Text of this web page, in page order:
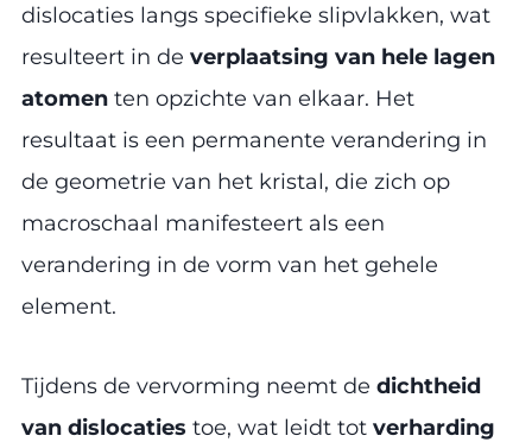
dislocaties langs specifieke slipvlakken, wat
resulteert in de verplaatsing van hele lagen
atomen ten opzichte van elkaar. Het
resultaat is een permanente verandering in
de geometrie van het kristal, die zich op
macroschaal manifesteert als een
verandering in de vorm van het gehele
element.
Tijdens de vervorming neemt de dichtheid
van dislocaties toe, wat leidt tot verharding